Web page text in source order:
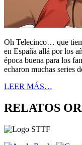
Oh Telecinco… que
en España allá por los
época buena para los
echaron muchas series
LEER MÁS…
RELATOS